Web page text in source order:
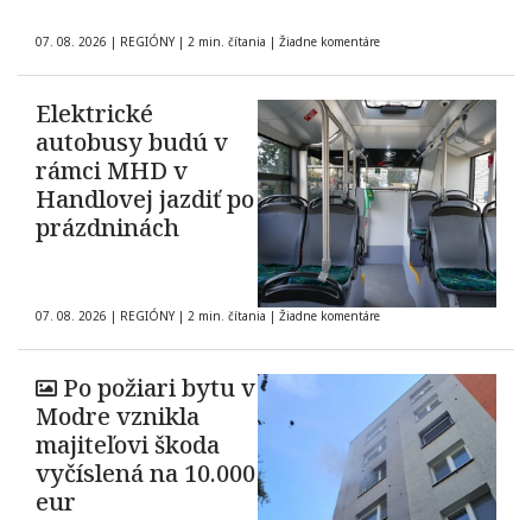
07. 08. 2026 | REGIÓNY | 2 min. čítania | Žiadne komentáre
Elektrické
autobusy budú v
rámci MHD v
Handlovej jazdiť po
prázdninách
07. 08. 2026 | REGIÓNY | 2 min. čítania | Žiadne komentáre
Po požiari bytu v
Modre vznikla
majiteľovi škoda
vyčíslená na 10.000
eur